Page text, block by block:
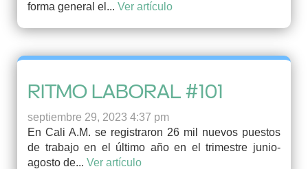
forma general el... Ver artículo
RITMO LABORAL #101
septiembre 29, 2023 4:37 pm
En Cali A.M. se registraron 26 mil nuevos puestos
de trabajo en el último año en el trimestre junio-
agosto de... Ver artículo